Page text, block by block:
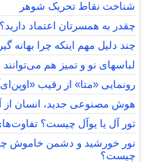
شناخت نقاط تحریک شوهر
چقدر به همسرتان اعتماد دارید؟
چند دلیل مهم اینکه چرا
لباس‎های نو و تمیز هم می‌توانند بیماری‌زا باشند!
رونمایی «متا» از رقیب
هوش مصنوعی جدید، انسان از
تور آل یا یوآل چیست؟
نور خورشید و دشمن خاموش
چیست؟